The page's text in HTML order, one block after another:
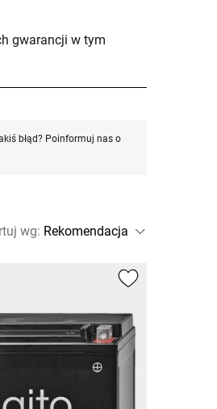
gwarancji w tym
błąd? Poinformuj nas o
wg: